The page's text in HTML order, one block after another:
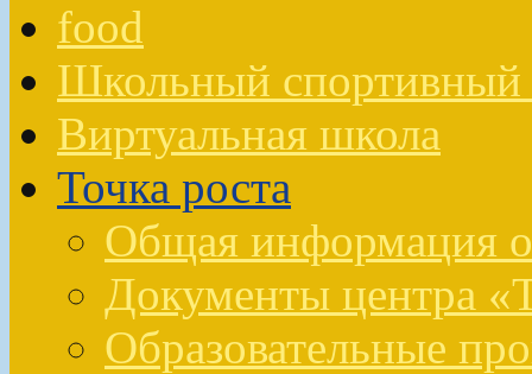
food
Школьный спортивный
Виртуальная школа
Точка роста
Общая информация о
Документы центра
Образовательные